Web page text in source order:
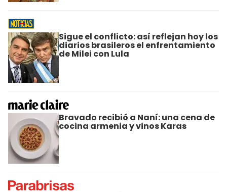
Sigue el conflicto: así reflejan hoy los
diarios brasileros el enfrentamiento
de Milei con Lula
Bravado recibió a Naní: una cena de
cocina armenia y vinos Karas